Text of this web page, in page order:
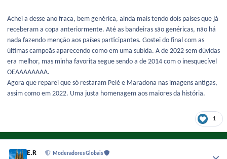
Achei a desse ano fraca, bem genérica, ainda mais tendo dois países que já
receberam a copa anteriormente. Até as bandeiras são genéricas, não há
nada fazendo menção aos países participantes. Gostei do final com as
últimas campeãs aparecendo como em uma subida. A de 2022 sem dúvidas
era melhor, mas minha favorita segue sendo a de 2014 com o inesquecível
OEAAAAAAAA.
Agora que reparei que só restaram Pelé e Maradona nas imagens antigas,
assim como em 2022. Uma justa homenagem aos maiores da história.
1
E.R Moderadores Globais